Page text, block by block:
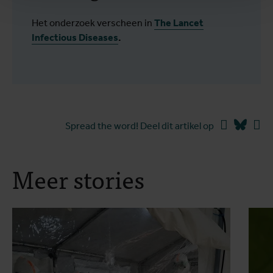
Het onderzoek verscheen in The Lancet
Infectious Diseases.
Spread the word! Deel dit artikel op Facebook
Meer stories